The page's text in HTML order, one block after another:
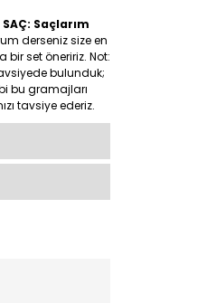
SAÇ: Saçlarım
derseniz size en
set öneririz. Not:
bulunduk;
bu gramajları
tavsiye ederiz.